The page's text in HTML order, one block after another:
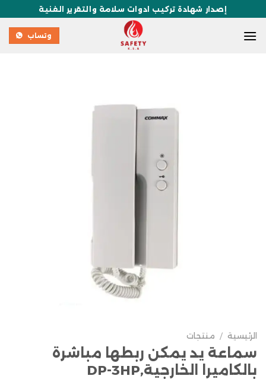
إصدار شهادة تركيب ادوات سلامة والتقرير الفنية
وتساب
الرئيسية / منتجات
سماعة يد يمكن ربطها مباشرة
بالكاميرا الخارجية,DP-3HP